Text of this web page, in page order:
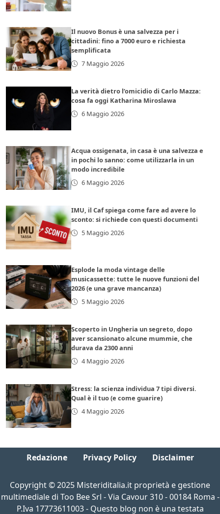
Il nuovo Bonus è una salvezza per i
cittadini: fino a 7000 euro e richiesta
semplificata
7 Maggio 2026
La verità dietro l’omicidio di Carlo Mazza:
cosa fa oggi Katharina Miroslawa
6 Maggio 2026
Acqua ossigenata, in casa è una salvezza e
in pochi lo sanno: come utilizzarla in un
modo incredibile
6 Maggio 2026
IMU, il Caf spiega come fare ad avere lo
sconto: si richiede con questi documenti
5 Maggio 2026
Esplode la moda vintage delle
musicassette: tutte le nuove funzioni del
2026 (e una grave mancanza)
5 Maggio 2026
Scoperto in Ungheria un segreto, dopo
aver scansionato alcune mummie, che
durava da 2300 anni
4 Maggio 2026
Stress: la scienza individua 7 tipi diversi.
Qual è il tuo (e come guarire)
4 Maggio 2026
Redazione Privacy Policy Disclaimer
Copyright © 2025 Misteriditalia.it proprietà e gestione
multimediale di Too Bee Srl - Via Cavour 310 - 00184 Roma -
P.Iva 17773611003 - Questo blog non è una testata